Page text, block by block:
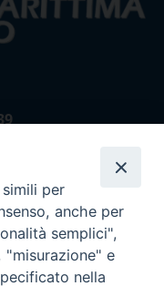
32036
per
anche per
semplici",
"misurazione" e
nella